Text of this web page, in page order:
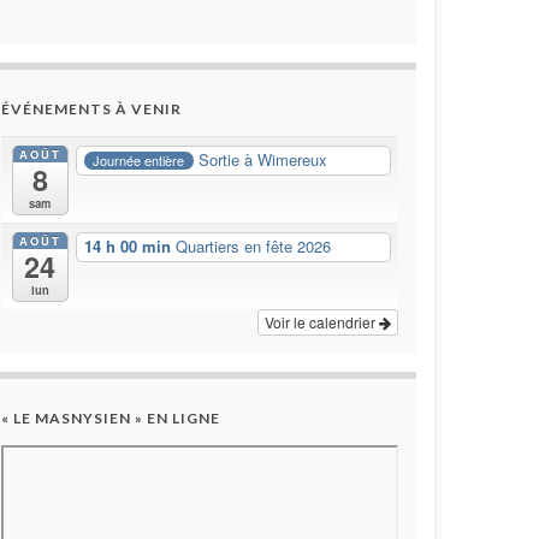
ÉVÉNEMENTS À VENIR
AOÛT
8
sam
Journée entière Sortie à Wimereux
AOÛT
24
lun
14 h 00 min Quartiers en fête 2026
Voir le calendrier
« LE MASNYSIEN » EN LIGNE